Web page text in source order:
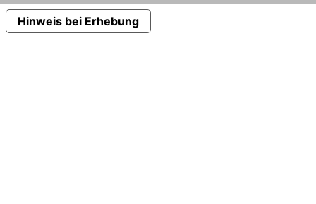
Hinweis bei Erhebung